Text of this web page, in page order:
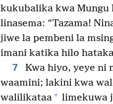
kukubalika kwa Mungu
linasema: “Tazama!
jiwe la pembeni la
imani katika hilo
7
Kwa hiyo, yeye ni
waamini; lakini kwa
walilikataa + limekuwa